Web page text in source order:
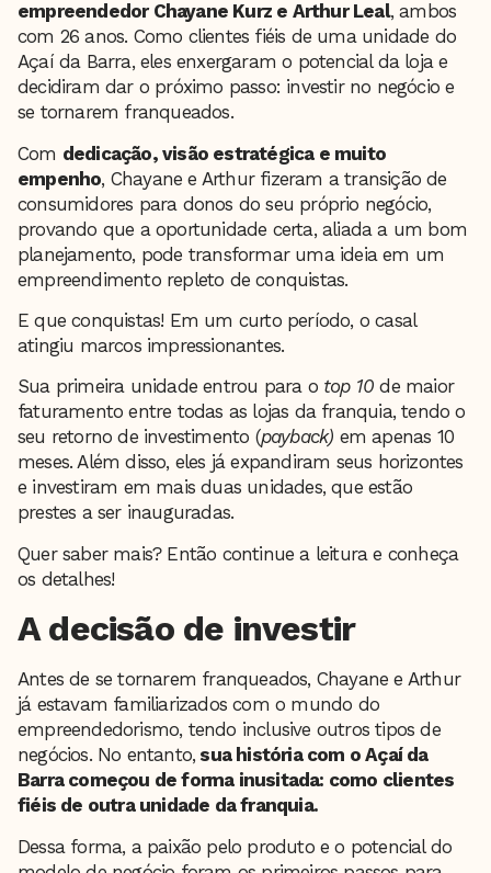
empreendedor Chayane Kurz e Arthur Leal, ambos
com 26 anos. Como clientes fiéis de uma unidade do
Açaí da Barra, eles enxergaram o potencial da loja e
decidiram dar o próximo passo: investir no negócio e
se tornarem franqueados.
Com dedicação, visão estratégica e muito
empenho, Chayane e Arthur fizeram a transição de
consumidores para donos do seu próprio negócio,
provando que a oportunidade certa, aliada a um bom
planejamento, pode transformar uma ideia em um
empreendimento repleto de conquistas.
E que conquistas! Em um curto período, o casal
atingiu marcos impressionantes.
Sua primeira unidade entrou para o top 10 de maior
faturamento entre todas as lojas da franquia, tendo o
seu retorno de investimento (payback) em apenas 10
meses. Além disso, eles já expandiram seus horizontes
e investiram em mais duas unidades, que estão
prestes a ser inauguradas.
Quer saber mais? Então continue a leitura e conheça
os detalhes!
A decisão de investir
Antes de se tornarem franqueados, Chayane e Arthur
já estavam familiarizados com o mundo do
empreendedorismo, tendo inclusive outros tipos de
negócios. No entanto,sua história com o Açaí da
Barra começou de forma inusitada: como clientes
fiéis de outra unidade da franquia.
Dessa forma, a paixão pelo produto e o potencial do